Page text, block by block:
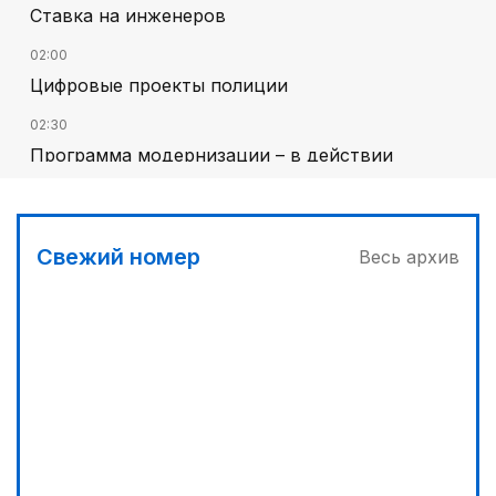
Ставка на инженеров
02:00
Цифровые проекты полиции
02:30
Программа модернизации – в действии
Песни Абая – в сердцах молодежи
03:30
Свежий номер Весь архив